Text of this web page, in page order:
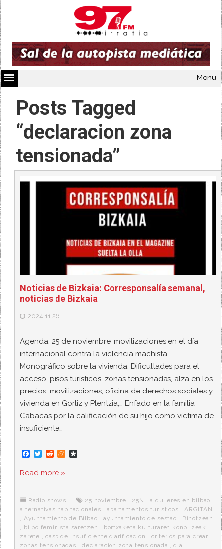
Menu
Posts Tagged
“declaracion zona
tensionada”
Noticias de Bizkaia: Corresponsalía semanal,
noticias de Bizkaia
2024.11.26
Agenda: 25 de noviembre, movilizaciones en el día
internacional contra la violencia machista.
Monográfico sobre la vivienda: Dificultades para el
acceso, pisos turísticos, zonas tensionadas, alza en los
precios, movilizaciones, oficina de derechos sociales y
vivienda en Gorliz y Plentzia,… Enfado en la familia
Cabacas por la calificación de su hijo como víctima de
insuficiente…
F
c
e
o
k
T
i
t
r
R
d
d
M
e
r
a
Read more »
Radio shows 25 noviembre , 25N ,alquileres en bilbao ,
alternativas habitacionales ,apartamentos turisticos ,ARGITAN
, Ayuntamiento de Bilbao , ayuntamiento de sestao , Bihotzean
, bilbo feminista saretzen , bortxaketa kulturaren konplizeak
zarete ,caso de insuficiente clarificacion ,criterios para crear
zonas tensionadas ,declaracion zona tensionada ,dia